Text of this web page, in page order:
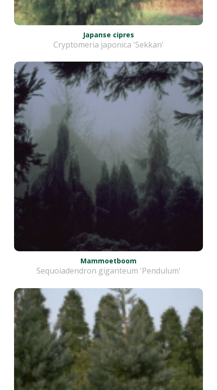
Japanse cipres
Cryptomeria japonica 'Sekkan'
Mammoetboom
Sequoiadendron giganteum 'Pendulum'